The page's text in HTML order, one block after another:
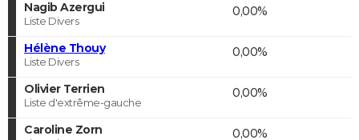
Nagib Azergui
Liste Divers
0,00%
Hélène Thouy
Liste Divers
0,00%
Olivier Terrien
Liste d'extrême-gauche
0,00%
Caroline Zorn 0,00%